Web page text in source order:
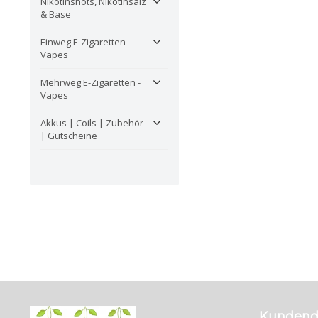
& Base
Einweg E-Zigaretten -
Vapes
Mehrweg E-Zigaretten -
Vapes
Akkus | Coils | Zubehör
| Gutscheine